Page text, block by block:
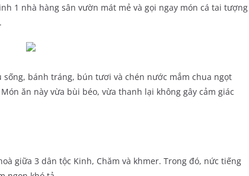
1 nhà hàng sân vườn mát mẻ và gọi ngay món cá tai tượng
bánh tráng, bún tươi và chén nước mắm chua ngọt
ăn này vừa bùi béo, vừa thanh lại không gây cảm giác
giữa 3 dân tộc Kinh, Chăm và khmer. Trong đó, nức tiếng